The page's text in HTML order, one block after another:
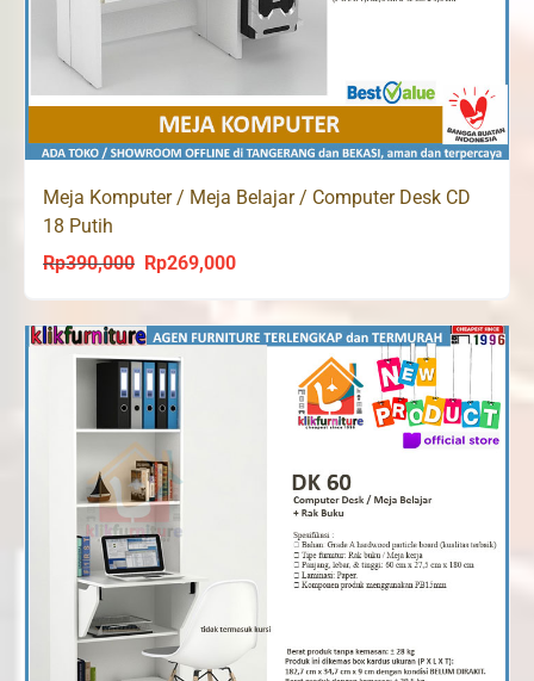
Meja Komputer / Meja Belajar / Computer Desk CD
18 Putih
Rp390,000
Original
was:
Rp390,000.
Rp269,000Current
is:
Rp269,000.